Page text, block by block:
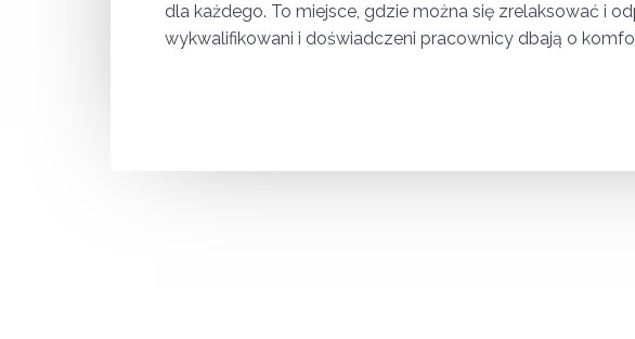
dla każdego. To miejsce, gdzie można się zrelaksować i
wykwalifikowani i doświadczeni pracownicy dbają o